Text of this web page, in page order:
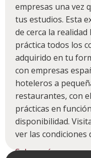
empresas una vez
tus estudios. Esta
de cerca la
práctica todos los
adquirido en tu
con empresas
hoteleros a
restaurantes, con
prácticas en
disponibilidad.
ver las condiciones
Saber más